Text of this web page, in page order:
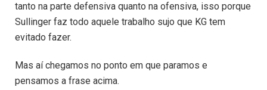
tanto na parte defensiva quanto na ofensiva, isso porque
Sullinger faz todo aquele trabalho sujo que KG tem
evitado fazer.
Mas aí chegamos no ponto em que paramos e
pensamos a frase acima.